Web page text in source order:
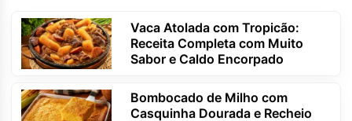
Vaca Atolada com Tropicão:
Receita Completa com Muito
Sabor e Caldo Encorpado
Bombocado de Milho com
Casquinha Dourada e Recheio